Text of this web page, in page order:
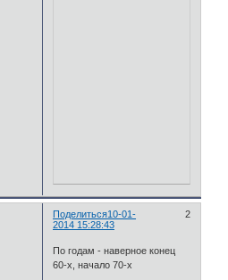
Поделиться 2
10-01-
2014 15:28:43
По годам - наверное конец
60-х, начало 70-х